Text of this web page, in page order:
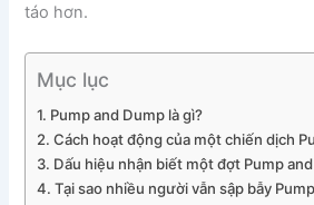
táo hơn.
Mục lục
1. Pump and Dump là gì?
2. Cách hoạt động của một chiến dịch
3. Dấu hiệu nhận biết một đợt Pump
4. Tại sao nhiều người vẫn sập bẫy